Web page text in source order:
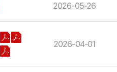
2026-05-26
2026-04-01